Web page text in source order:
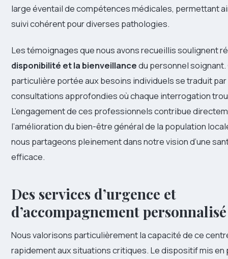
large éventail de compétences médicales, permettant
suivi cohérent pour diverses pathologies.
Les témoignages que nous avons recueillis soulignent
disponibilité et la bienveillancedu personnel
particulière portée aux besoins individuels se traduit
consultations approfondies où chaque interrogation
L’engagement de ces professionnels contribue
l’amélioration du bien-être général de la population
nous partageons pleinement dans notre vision d’une
efficace.
Des services d’urgence et
d’accompagnement personnalisé
Nous valorisons particulièrement la capacité de ce
rapidement aux situations critiques. Le dispositif mis